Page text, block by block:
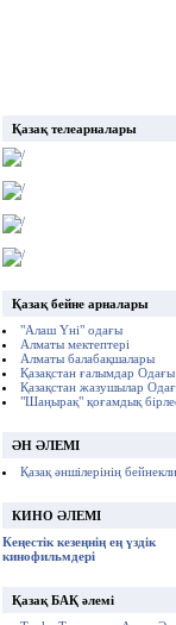
Қазақ телеарналары
Қазақ бейне арналары
"Алаш Үні" одағы
Алматы мектептері
Алматы балабақшалары
Қазақстан ғалымдар Одағы
Қазақстан жазушылар
"Шаңырақ" қоғамдық
ӘН ӘЛЕМІ
Қазақ әншілерінің
КИНО ӘЛЕМІ
Кеңестік кезеңнің ең үздік
кинофильмдері
Қазақ БАҚ әлемі